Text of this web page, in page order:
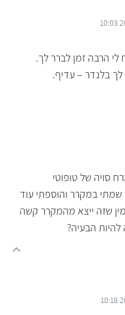
הרבה זמן לברר לך.
בלנדר – עדיף.
סויה של טופוטי
במקרר והוספתי עוד
שזה ייצא מהמקרר קשה
הבעיה?